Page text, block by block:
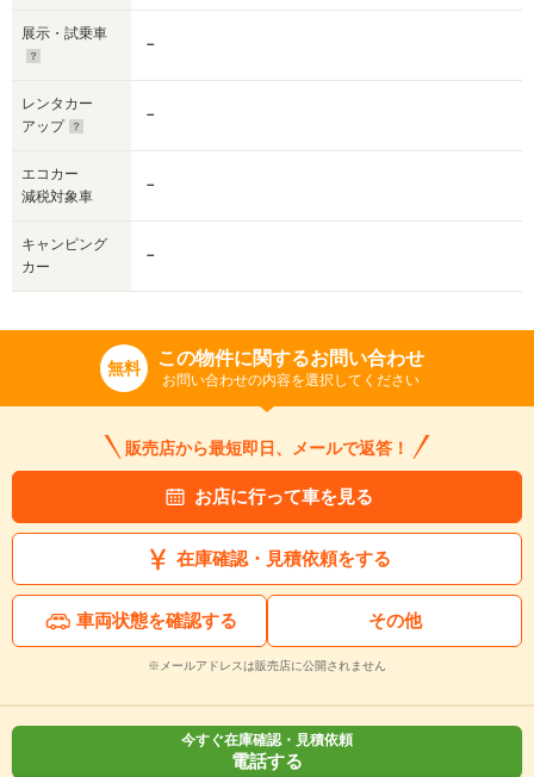
展示・試乗車
－
レンタカー
アップ
－
エコカー
減税対象車
－
キャンピング
カー
－
無料 この物件に関するお問い合わせ
お問い合わせの内容を選択してください
販売店から最短即日、メールで返答！
お店に行って車を見る
在庫確認・見積依頼をする
車両状態を確認する その他
※メールアドレスは販売店に公開されません
今すぐ在庫確認・見積依頼
電話する